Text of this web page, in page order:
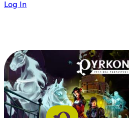
Log In